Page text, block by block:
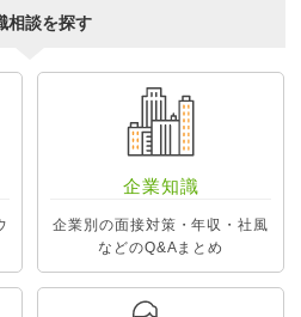
相談を探す
企業知識
企業別の面接対策・年収・社風
などのQ&Aまとめ